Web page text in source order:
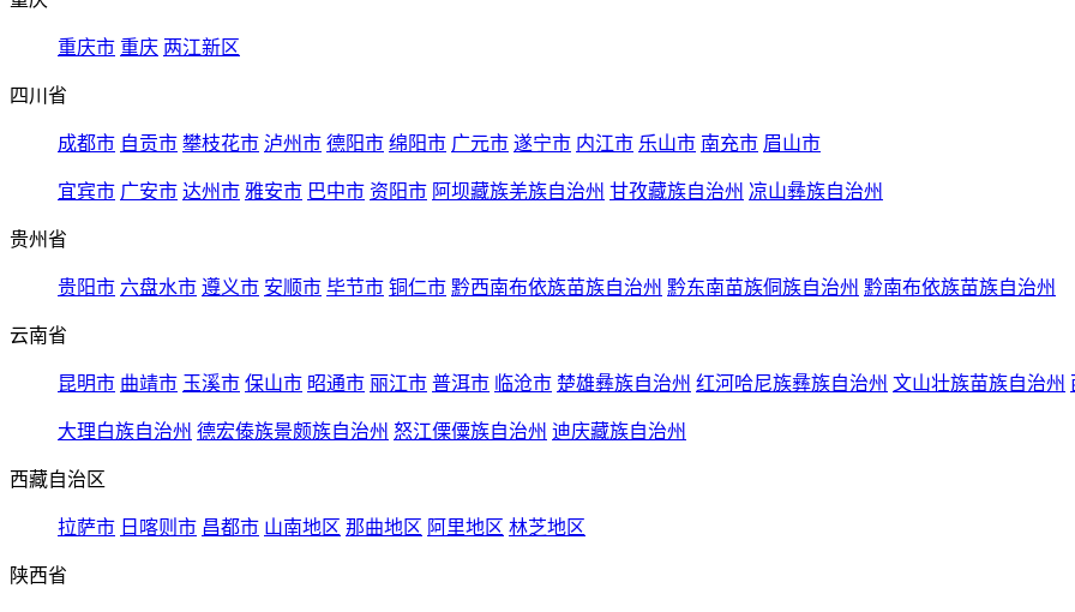
重庆市 重庆 两江新区
四川省
成都市 自贡市 攀枝花市 泸州市 德阳市 绵阳市 广元市 遂宁市 内江市 乐山市 南充市 眉山市
宜宾市 广安市 达州市 雅安市 巴中市 资阳市 阿坝藏族羌族自治州 甘孜藏族自治州 凉山彝族自治州
贵州省
贵阳市 六盘水市 遵义市 安顺市 毕节市 铜仁市 黔西南布依族苗族自治州 黔东南苗族侗族自治州 黔南布依族苗族自治州
云南省
昆明市 曲靖市 玉溪市 保山市 昭通市 丽江市 普洱市 临沧市 楚雄彝族自治州 红河哈尼族彝族自治州 文山壮族苗族自治州
大理白族自治州 德宏傣族景颇族自治州 怒江傈僳族自治州 迪庆藏族自治州
西藏自治区
拉萨市 日喀则市 昌都市 山南地区 那曲地区 阿里地区 林芝地区
陕西省